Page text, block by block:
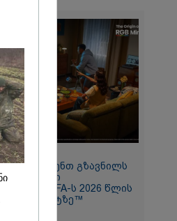
2026
გზავნილს
უკეთესი
FIFA-ს 2026 წლის
ჩემპიონატზე™